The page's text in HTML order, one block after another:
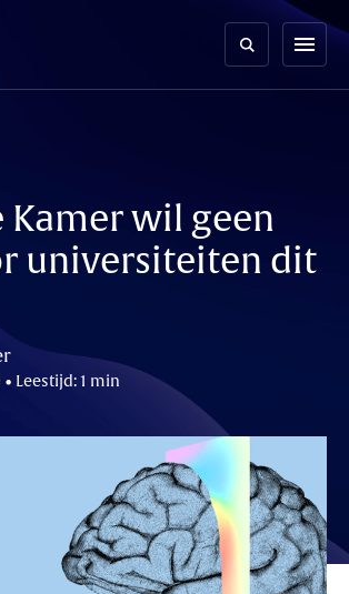
menu
Kamer wil geen
universiteiten dit
Leestijd: 1 min